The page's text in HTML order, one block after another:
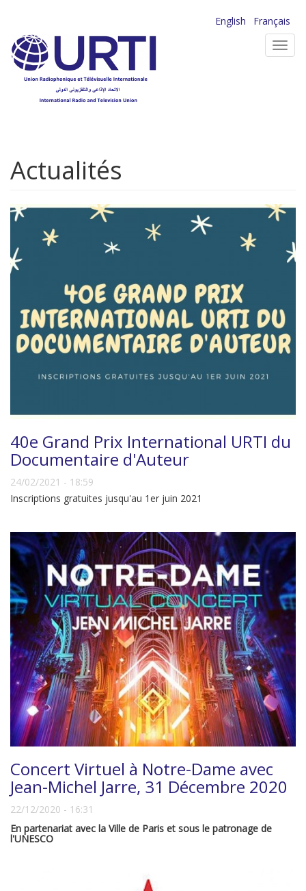
contenu
principal
English
Français
Actualités
40e Grand Prix International URTI du
Documentaire d'Auteur
24/02/2021 - 18:59
Inscriptions gratuites jusqu'au 1er juin 2021
Concert Virtuel à Notre-Dame avec
Jean-Michel Jarre, 31 Décembre 2020
22/12/2020 - 16:31
En partenariat avec la Ville de Paris et sous le patronage de
l'UNESCO